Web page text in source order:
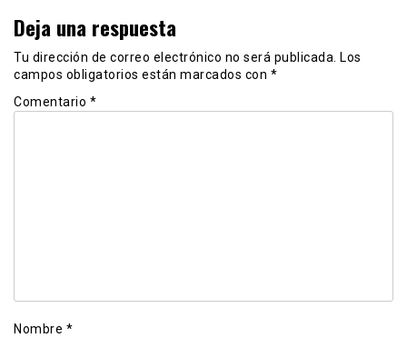
Deja una respuesta
Tu dirección de correo electrónico no será publicada.
Los
campos obligatorios están marcados con *
Comentario *
Nombre *